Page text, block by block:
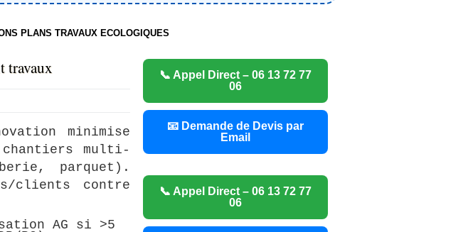
PLANS TRAVAUX ECOLOGIQUES
travaux
minimise
multi-
parquet).
clients contre
AG si >5
📞 Appel Direct – 06 13 72 77
06
📧 Demande de Devis par
Email
📞 Appel Direct – 06 13 72 77
06